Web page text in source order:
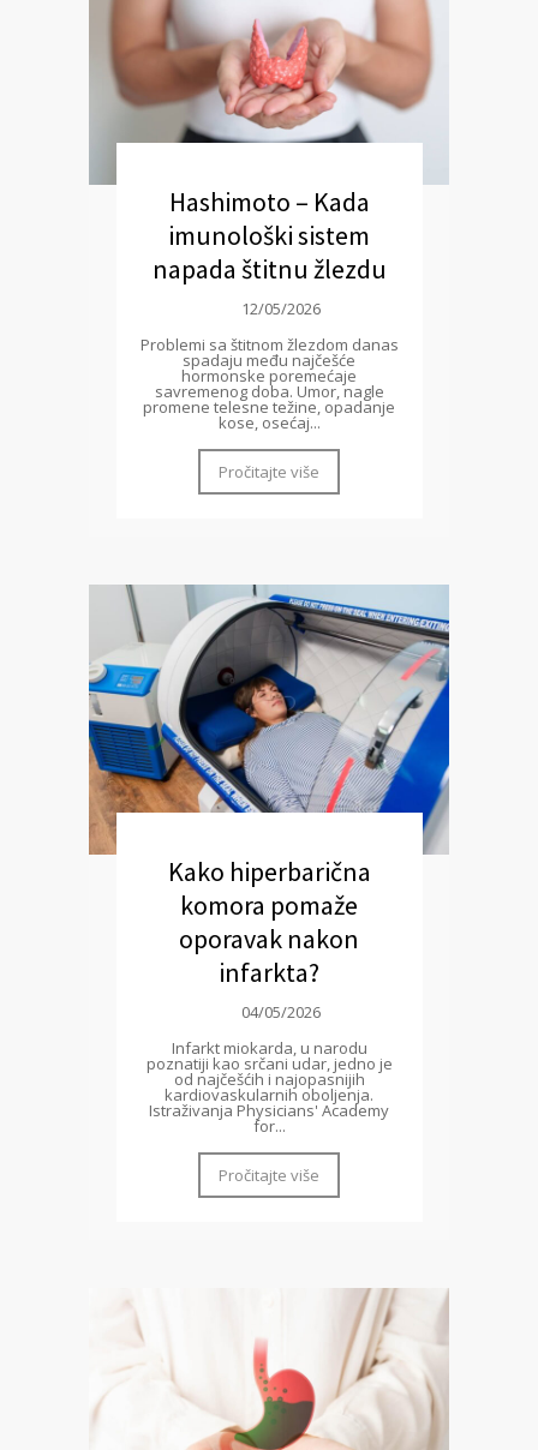
Hashimoto – Kada
imunološki sistem
napada štitnu žlezdu
12/05/2026
Problemi sa štitnom žlezdom danas
spadaju među najčešće
hormonske poremećaje
savremenog doba. Umor, nagle
promene telesne težine, opadanje
kose, osećaj...
Pročitajte više
Kako hiperbarična
komora pomaže
oporavak nakon
infarkta?
04/05/2026
Infarkt miokarda, u narodu
poznatiji kao srčani udar, jedno je
od najčešćih i najopasnijih
kardiovaskularnih oboljenja.
Istraživanja Physicians' Academy
for...
Pročitajte više